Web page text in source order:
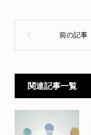
関連記事一覧